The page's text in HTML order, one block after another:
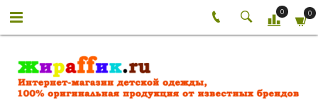
0 0